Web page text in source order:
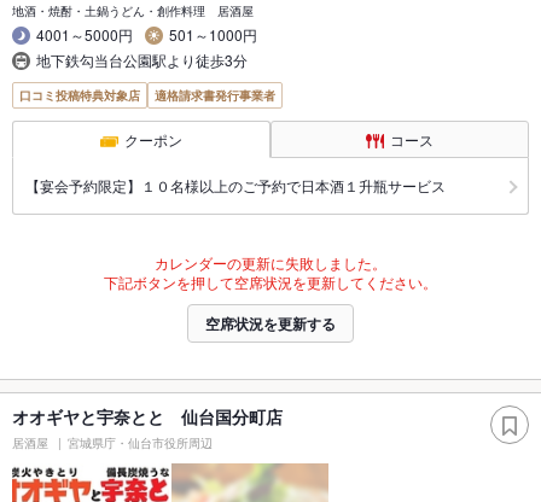
地酒・焼酎・土鍋うどん・創作料理 居酒屋
4001～5000円
501～1000円
地下鉄勾当台公園駅より徒歩3分
口コミ投稿特典対象店 適格請求書発行事業者
クーポン コース
【宴会予約限定】１０名様以上のご予約で日本酒１升瓶サービス
カレンダーの更新に失敗しました。
下記ボタンを押して空席状況を更新してください。
空席状況を更新する
オオギヤと宇奈とと 仙台国分町店
居酒屋 宮城県庁・仙台市役所周辺